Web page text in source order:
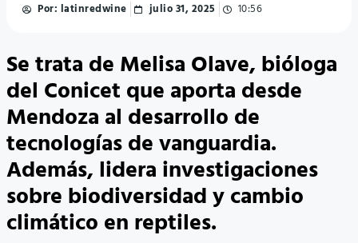
Por: latinredwine julio 31, 2025 10:56
Se trata de Melisa Olave, bióloga
del Conicet que aporta desde
Mendoza al desarrollo de
tecnologías de vanguardia.
Además, lidera investigaciones
sobre biodiversidad y cambio
climático en reptiles.